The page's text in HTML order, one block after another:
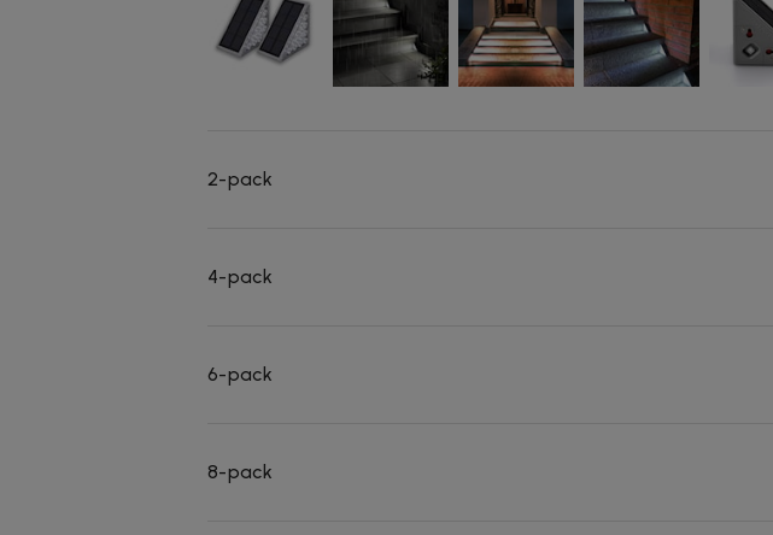
2-pack
4-pack
6-pack
8-pack